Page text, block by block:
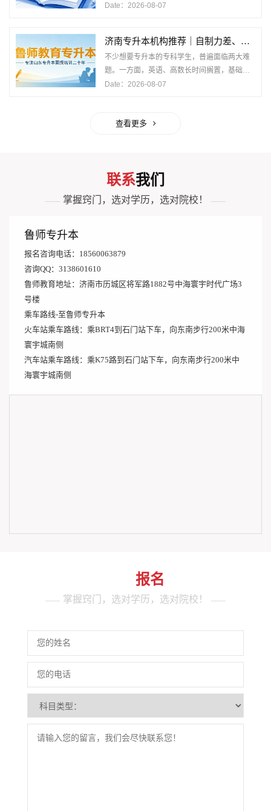
科生由于初高中基础薄弱，英数长期处于低分
Date：2026-08-07
济南专升本机构推荐｜自制力差、基础薄弱的专
不少想要专升本的专科学生，普遍面临两大难
题。一方面，英语、高数长时间搁置，基础断
层严重，自学看不懂知识点；另一方面，长期
Date：2026-08-07
查看更多
联系我们
—— 掌握窍门，选对学历，选对院校！ ——
鲁师专升本
报名咨询电话：18560063879
咨询QQ：3138601610
鲁师教育地址：济南市历城区将军路1882号中海寰宇时代广场3
号楼
乘车路线-至鲁师专升本
火车站乘车路线：乘BRT4到石门站下车，向东南步行200米中海
寰宇城南侧
汽车站乘车路线：乘K75路到石门站下车，向东南步行200米中
海寰宇城南侧
报名
—— 掌握窍门，选对学历，选对院校！ ——